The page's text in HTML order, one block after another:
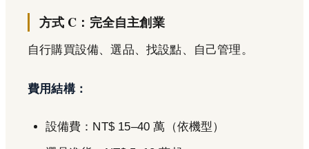
方式 C：完全自主創業
自行購買設備、選品、找設點、自己管理。
費用結構：
設備費：NT$ 15–40 萬（依機型）